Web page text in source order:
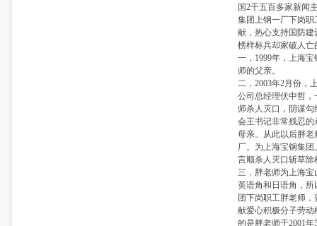
国2千五百多家新闻
集团上钢一厂下岗
献，热心支持国防
榜样标兵却家破人亡
一，1999年，上海
师的父亲。
二，2003年2月份，
公司总经理伏中哲
师杀人灭口，阴谋
会王书记非常残忍
母亲。从此以后胖
厂。为上海宝钢集
言顺杀人灭口斩草除
三，胖老师为上海
英语角和日语角，
团下岗职工胖老师
献爱心积极分子劳
的是胖老师于2001